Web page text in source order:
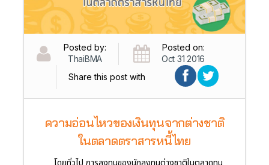
Posted by:
ThaiBMA
Posted on:
Oct 31 2016
Share this post with
ความอ่อนไหวของเงินทุนจากต่างชาติ
ในตลาดตราสารหนี้ไทย
โดยทั่วไป การลงทุนของนักลงทุนต่างชาติในตลาดทุน